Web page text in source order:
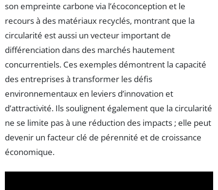
son empreinte carbone via l’écoconception et le
recours à des matériaux recyclés, montrant que la
circularité est aussi un vecteur important de
différenciation dans des marchés hautement
concurrentiels. Ces exemples démontrent la capacité
des entreprises à transformer les défis
environnementaux en leviers d’innovation et
d’attractivité. Ils soulignent également que la circularité
ne se limite pas à une réduction des impacts ; elle peut
devenir un facteur clé de pérennité et de croissance
économique.